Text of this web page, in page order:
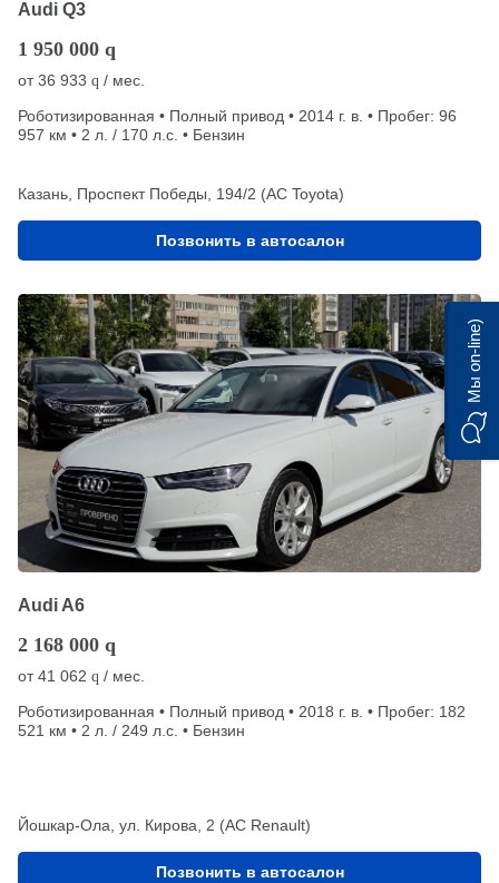
Audi Q3
1 950 000 q
от36 933 q / мес.
Роботизированная • Полный привод • 2014 г. в. • Пробег: 96
957 км • 2 л. / 170 л.с. • Бензин
Казань, Проспект Победы, 194/2 (АС Toyota)
Позвонить в автосалон
Audi A6
2 168 000 q
от41 062 q / мес.
Роботизированная • Полный привод • 2018 г. в. • Пробег: 182
521 км • 2 л. / 249 л.с. • Бензин
Йошкар-Ола, ул. Кирова, 2 (АС Renault)
Позвонить в автосалон
Мы on-line)